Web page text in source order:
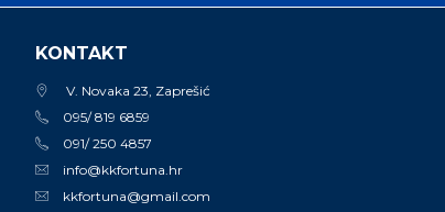
KONTAKT
V. Novaka 23, Zaprešić
095/ 819 6859
091/ 250 4857
info@kkfortuna.hr
kkfortuna@gmail.com